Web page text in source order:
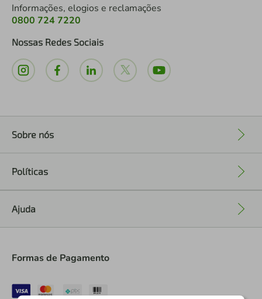
Informações, elogios e reclamações
0800 724 7220
Nossas Redes Sociais
Sobre nós
Políticas
Ajuda
Formas de Pagamento